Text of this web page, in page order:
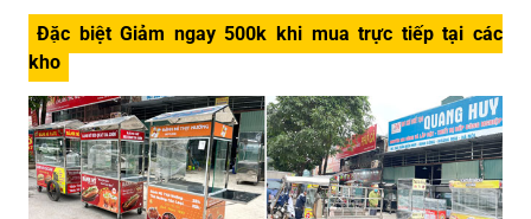
Đặc biệt Giảm ngay 500k khi mua trực tiếp tại các
kho